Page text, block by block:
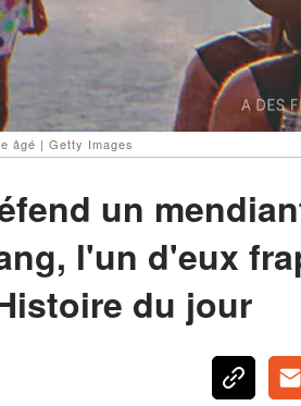
âgé | Getty Images
un
l'un d'eux
du jour